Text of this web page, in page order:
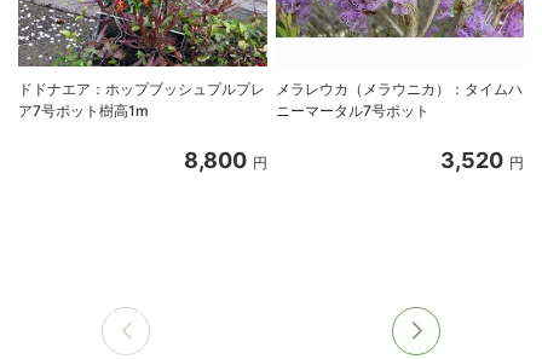
ドドナエア：ホップブッシュプルプレ
ア7号ポット樹高1m
8,800 円
メラレウカ（メラウニカ）：タイムハ
ニーマータル7号ポット
3,520 円